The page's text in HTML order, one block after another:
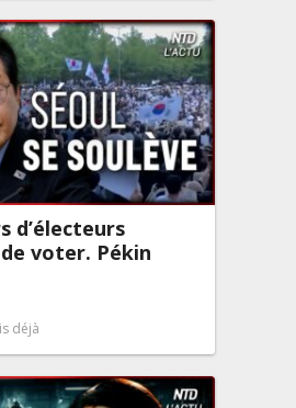
d’électeurs
voter. Pékin
déjà